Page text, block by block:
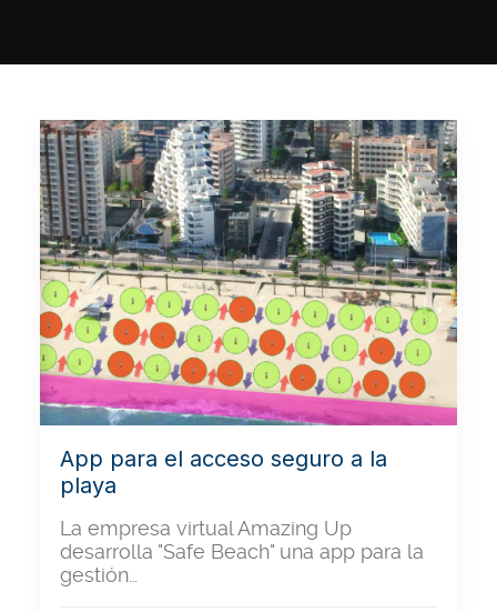
App para el acceso seguro a la
playa
La empresa virtual Amazing Up
desarrolla "Safe Beach" una app para la
gestión…